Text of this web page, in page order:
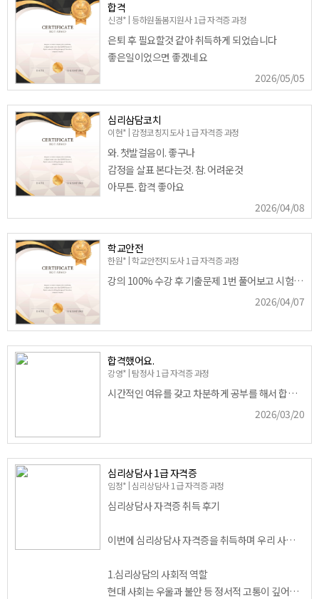
합격
신경* | 등하원돌봄지원사 1급 자격증 과정
은퇴 후 필요할것 같아 취득하게 되었습니다
좋은일이었으면 좋겠네요
2026/05/05
심리삼담코치
이현* | 감정코칭지도사 1급 자격증 과정
와. 첫발걸음이. 좋구나
감정을 살표 본다는것. 참. 어려운것
아무튼. 합격 좋아요
2026/04/08
학교안전
한원* | 학교안전지도사 1급 자격증 과정
강의 100% 수강 후 기출문제 1번 풀어보고 시험 봐서 100점 합격 했어요.
2026/04/07
합격했어요.
강영* | 탐정사 1급 자격증 과정
시간적인 여유를 갖고 차분하게 공부를 해서 합격했네요. 감사합니다.
2026/03/20
심리상담사 1급 자격증
임정* | 심리상담사 1급 자격증 과정
심리상담사 자격증 취득 후기
이번에 심리상담사 자격증을 취득하며 우리 사회의 내면을 보듬는 전문가로서 첫발을 내딛게 되었습니다. 취득 과정에서 느낀 소회와 바람을 전합니다.
1.심리상담의 사회적 역할
현대 사회는 우울과 불안 등 정서적 고통이 깊어지고 있습니다. 상담 수요는 폭증하는 반면 공적 상담 인력에는 한계가 있어 적절한 도움을 받지 못하는 분들이 많습니다. 이러한 마음의 사각지대를 메우고 범죄 예방의 기초가 되는 정서적 안정을 돕고자 민간 자격 취득에 도전했습니다.